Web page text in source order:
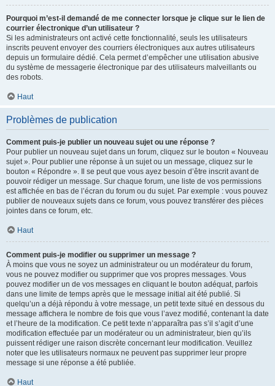
Pourquoi m’est-il demandé de me connecter lorsque je clique sur le lien de
courrier électronique d’un utilisateur ?
Si les administrateurs ont activé cette fonctionnalité, seuls les utilisateurs
inscrits peuvent envoyer des courriers électroniques aux autres utilisateurs
depuis un formulaire dédié. Cela permet d’empêcher une utilisation abusive
du système de messagerie électronique par des utilisateurs malveillants ou
des robots.
Haut
Problèmes de publication
Comment puis-je publier un nouveau sujet ou une réponse ?
Pour publier un nouveau sujet dans un forum, cliquez sur le bouton « Nouveau
sujet ». Pour publier une réponse à un sujet ou un message, cliquez sur le
bouton « Répondre ». Il se peut que vous ayez besoin d’être inscrit avant de
pouvoir rédiger un message. Sur chaque forum, une liste de vos permissions
est affichée en bas de l’écran du forum ou du sujet. Par exemple : vous pouvez
publier de nouveaux sujets dans ce forum, vous pouvez transférer des pièces
jointes dans ce forum, etc.
Haut
Comment puis-je modifier ou supprimer un message ?
À moins que vous ne soyez un administrateur ou un modérateur du forum,
vous ne pouvez modifier ou supprimer que vos propres messages. Vous
pouvez modifier un de vos messages en cliquant le bouton adéquat, parfois
dans une limite de temps après que le message initial ait été publié. Si
quelqu’un a déjà répondu à votre message, un petit texte situé en dessous du
message affichera le nombre de fois que vous l’avez modifié, contenant la date
et l’heure de la modification. Ce petit texte n’apparaîtra pas s’il s’agit d’une
modification effectuée par un modérateur ou un administrateur, bien qu’ils
puissent rédiger une raison discrète concernant leur modification. Veuillez
noter que les utilisateurs normaux ne peuvent pas supprimer leur propre
message si une réponse a été publiée.
Haut